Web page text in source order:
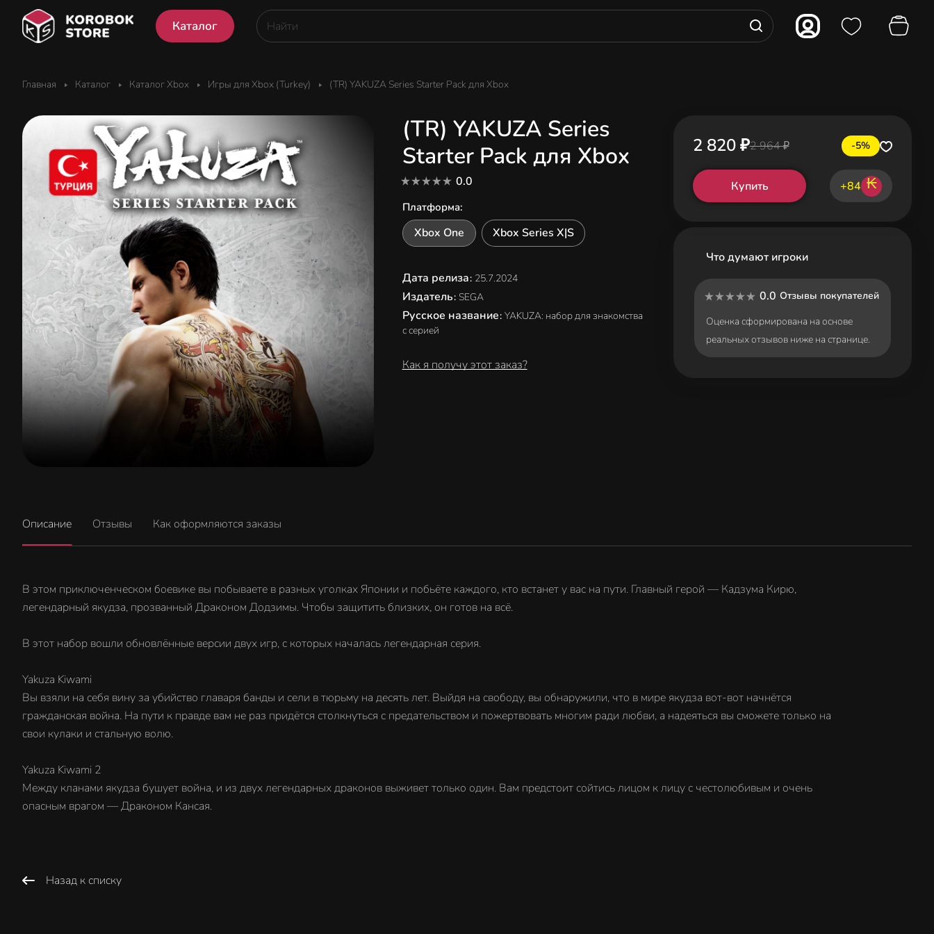
Каталог
Главная Каталог Каталог Xbox Игры для Xbox (Turkey) (TR) YAKUZA Series Starter Pack для Xbox
(TR) YAKUZA Series
Starter Pack для Xbox
0.0
Платформа:
Xbox One Xbox Series X|S
Дата релиза: 25.7.2024
Издатель: SEGA
Русское название: YAKUZA: набор для знакомства
с серией
Как я получу этот заказ?
2 820 ₽2 964 ₽ -5%
Купить +84 ₭
Что думают игроки
0.0 Отзывы покупателей
Оценка сформирована на основе
реальных отзывов ниже на странице.
Описание Отзывы Как оформляются заказы
В этом приключенческом боевике вы побываете в разных уголках Японии и побьёте каждого, кто встанет у вас на пути. Главный герой — Кадзума Кирю,
легендарный якудза, прозванный Драконом Додзимы. Чтобы защитить близких, он готов на всё.
В этот набор вошли обновлённые версии двух игр, с которых началась легендарная серия.
Yakuza Kiwami
Вы взяли на себя вину за убийство главаря банды и сели в тюрьму на десять лет. Выйдя на свободу, вы обнаружили, что в мире якудза вот-вот начнётся
гражданская война. На пути к правде вам не раз придётся столкнуться с предательством и пожертвовать многим ради любви, а надеяться вы сможете только на
свои кулаки и стальную волю.
Yakuza Kiwami 2
Между кланами якудза бушует война, и из двух легендарных драконов выживет только один. Вам предстоит сойтись лицом к лицу с честолюбивым и очень
опасным врагом — Драконом Кансая.
Назад к списку